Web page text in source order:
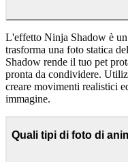
L'effetto Ninja Shadow è
trasforma una foto statica
Shadow rende il tuo pet
pronta da condividere.
creare movimenti realistici
immagine.
Quali tipi di foto di